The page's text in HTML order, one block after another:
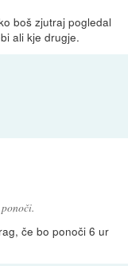
boš zjutraj pogledal
ali kje drugje.
če bo ponoči 6 ur